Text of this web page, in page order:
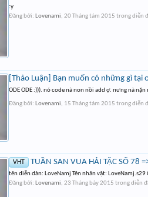
:y
Đăng bởi: Lovenami, 20 Tháng tám 2015 trong diễn
[Thảo Luận] Bạn muốn có những gì tại
ODE ODE :))). nó code nà non nồi add ợ. nưng nà
Đăng bởi: Lovenami, 15 Tháng tám 2015 trong diễn
VHT TUẦN SAN VUA HẢI TẶC SỐ 78
tên diễn đàn: LoveNamj Tên nhân vật:
Đăng bởi: Lovenami, 23 Tháng bảy 2015 trong diễn